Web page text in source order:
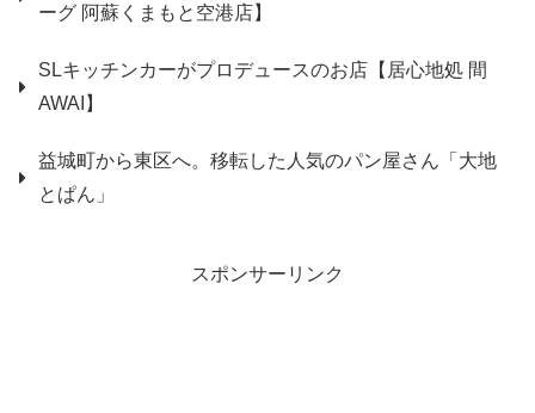
ーグ 阿蘇くまもと空港店】
SLキッチンカーがプロデュースのお店【居心地処 間
AWAI】
益城町から東区へ。移転した人気のパン屋さん「大地
とぱん」
スポンサーリンク